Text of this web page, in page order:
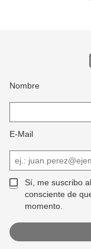
Nombre
E-Mail
Sí, me suscribo
consciente de
momento.